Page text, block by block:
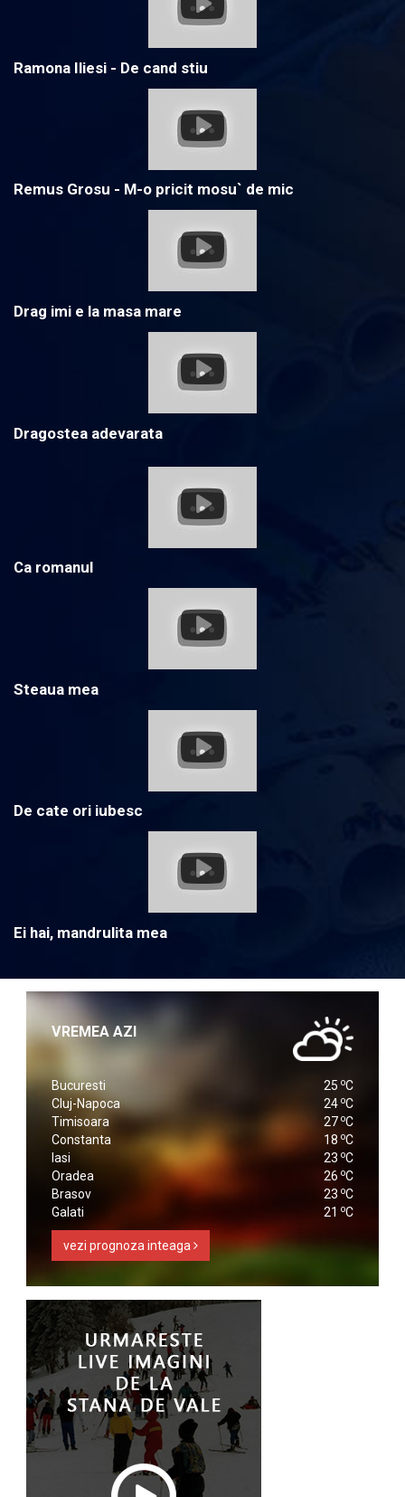
Ramona Iliesi - De cand stiu
Remus Grosu - M-o pricit mosu` de mic
Drag imi e la masa mare
Dragostea adevarata
Ca romanul
Steaua mea
De cate ori iubesc
Ei hai, mandrulita mea
VREMEA AZI
Bucuresti 25 oC
Cluj-Napoca
24 oC
Timisoara
27 oC
Constanta
18 oC
Iasi
23 oC
Oradea
26 oC
Brasov
23 oC
Galati
21 oC
vezi prognoza inteaga